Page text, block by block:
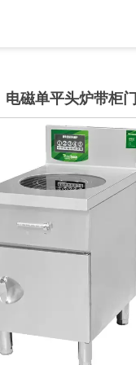
电磁单平头炉带柜门